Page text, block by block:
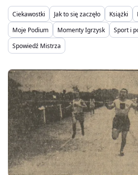
Ciekawostki Jak to się zaczęło Książki
Moje Podium
Momenty Igrzysk
Sport i
Spowiedź Mistrza